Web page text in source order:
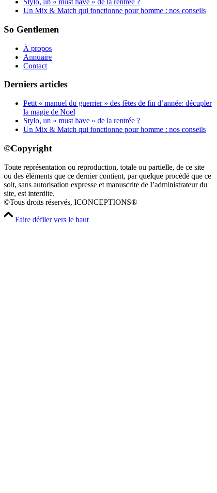
Stylo, un « must have » de la rentrée ?
Un Mix & Match qui fonctionne pour homme : nos conseils
So Gentlemen
À propos
Annuaire
Contact
Derniers articles
Petit « manuel du guerrier » des fêtes de fin d’année: décupler
la magie de Noel
Stylo, un « must have » de la rentrée ?
Un Mix & Match qui fonctionne pour homme : nos conseils
©Copyright
Toute représentation ou reproduction, totale ou partielle, de ce site
ou des éléments que ce dernier contient, par quelque procédé que ce
soit, sans autorisation expresse et manuscrite de l’administrateur du
site, est interdite.
©Tous droits réservés, ICONCEPTIONS®
Faire défiler vers le haut